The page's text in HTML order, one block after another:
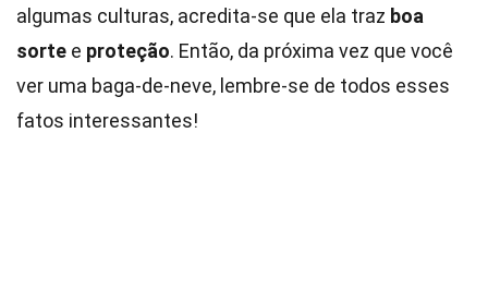
algumas culturas, acredita-se que ela traz boa
sorte e proteção. Então, da próxima vez que você
ver uma baga-de-neve, lembre-se de todos esses
fatos interessantes!